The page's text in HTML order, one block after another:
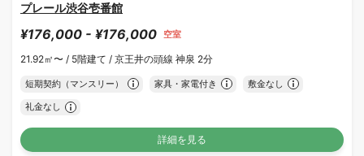
プレール渋谷壱番館
¥176,000 - ¥176,000 空室
21.92㎡〜 / 5階建て / 京王井の頭線 神泉 2分
短期契約（マンスリー） 家具・家電付き 敷金なし
礼金なし
詳細を見る